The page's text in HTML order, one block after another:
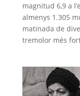
magnitud 6,9 a
almenys 1.305
matinada de
tremolor més